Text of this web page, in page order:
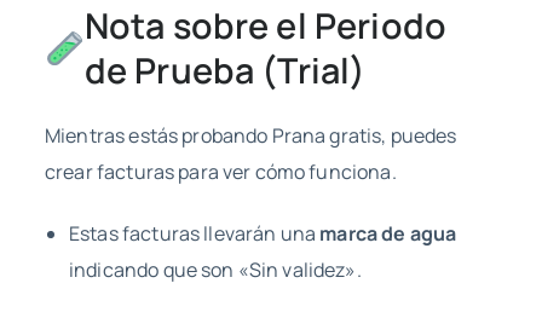
Nota sobre el Periodo
de Prueba (Trial)
Mientras estás probando Prana gratis, puedes
crear facturas para ver cómo funciona.
Estas facturas llevarán una marca de agua
indicando que son «Sin validez».